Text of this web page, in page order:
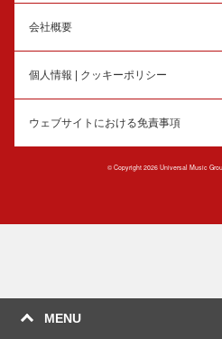
MENU
会社概要
個人情報 | クッキーポリシー
ウェブサイトにおける免責事項
© Copyright 2026 Universal Music